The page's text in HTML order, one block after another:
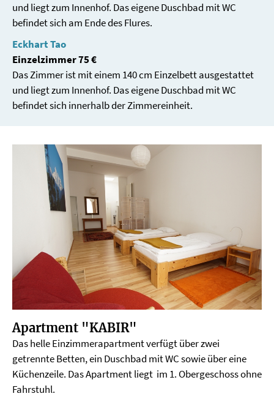
und liegt zum Innenhof. Das eigene Duschbad mit WC
befindet sich am Ende des Flures.
Eckhart Tao
Einzelzimmer 75 €
Das Zimmer ist mit einem 140 cm Einzelbett ausgestattet
und liegt zum Innenhof. Das eigene Duschbad mit WC
befindet sich innerhalb der Zimmereinheit.
Apartment "KABIR"
Das helle Einzimmerapartment verfügt über zwei
getrennte Betten, ein Duschbad mit WC sowie über eine
Küchenzeile. Das Apartment liegt im 1. Obergeschoss ohne
Fahrstuhl.